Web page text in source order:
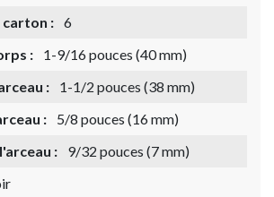
: 6
:
1-9/16 pouces (40 mm)
:
1-1/2 pouces (38 mm)
:
5/8 pouces (16 mm)
:
9/32 pouces (7 mm)